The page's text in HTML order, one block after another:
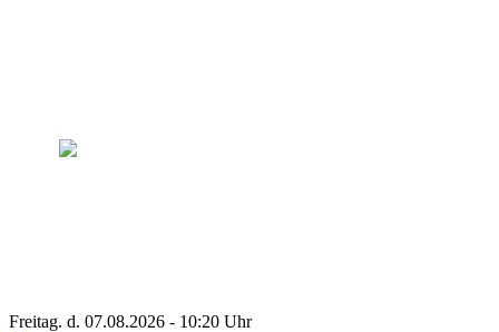
Freitag. d. 07.08.2026 - 10:20 Uhr